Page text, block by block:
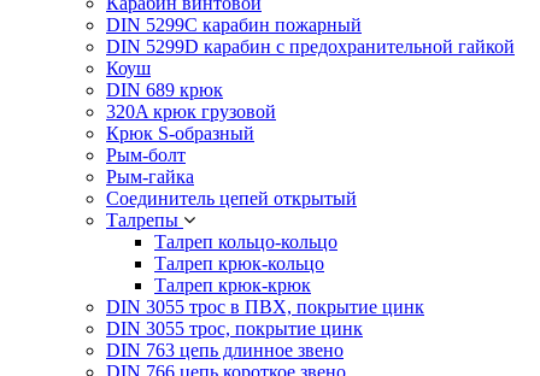
DIN 5299C карабин пожарный
DIN 5299D карабин с предохранительной гайкой
Коуш
DIN 689 крюк
320A крюк грузовой
Крюк S-образный
Рым-болт
Рым-гайка
Соединитель цепей открытый
Талрепы
Талреп кольцо-кольцо
Талреп крюк-кольцо
Талреп крюк-крюк
DIN 3055 трос в ПВХ, покрытие цинк
DIN 3055 трос, покрытие цинк
DIN 763 цепь длинное звено